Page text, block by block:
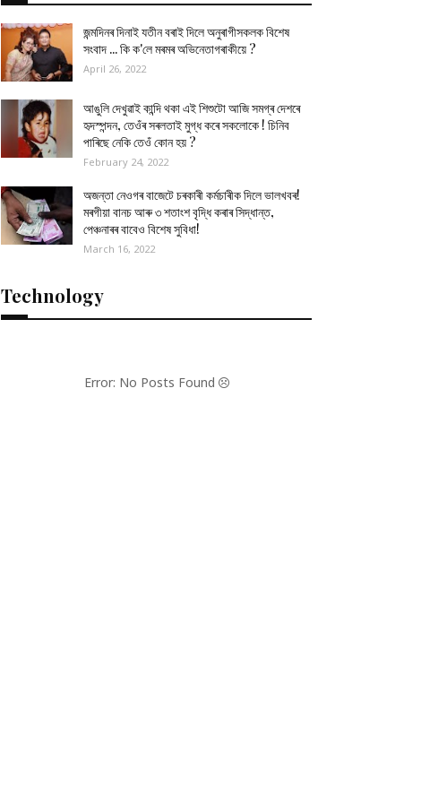
জন্মদিনৰ দিনাই যতীন বৰাই দিলে অনুৰাগীসকলক বিশেষ
সংবাদ ... কি ক'লে মৰমৰ অভিনেতাগৰাকীয়ে ?
April 26, 2022
আঙুলি দেখুৱাই কান্দি থকা এই শিশুটো আজি সমগ্ৰ দেশৰে
হৃদস্পন্দন, তেওঁৰ সৰলতাই মুগ্ধ কৰে সকলোকে ! চিনিব
পাৰিছে নেকি তেওঁ কোন হয় ?
February 24, 2022
অজন্তা নেওগৰ বাজেটে চৰকাৰী কৰ্মচাৰীক দিলে ভালখবৰ!
মৰগীয়া বানচ আৰু ৩ শতাংশ বৃদ্ধি কৰাৰ সিদ্ধান্ত,
পেঞ্চনাৰৰ বাবেও বিশেষ সুবিধা!
March 16, 2022
Technology
Error: No Posts Found